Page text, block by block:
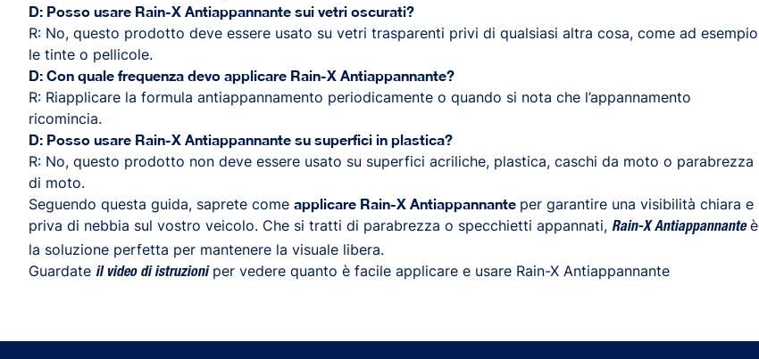
D: Posso usare Rain-X Antiappannante sui vetri oscurati?
R: No, questo prodotto deve essere usato su vetri trasparenti privi di qualsiasi altra cosa, come ad esempio
le tinte o pellicole.
D: Con quale frequenza devo applicare Rain-X Antiappannante?
R: Riapplicare la formula antiappannamento periodicamente o quando si nota che l’appannamento
ricomincia.
D: Posso usare Rain-X Antiappannante su superfici in plastica?
R: No, questo prodotto non deve essere usato su superfici acriliche, plastica, caschi da moto o parabrezza
di moto.
Seguendo questa guida, saprete come applicare Rain-X Antiappannante per garantire una visibilità chiara e
priva di nebbia sul vostro veicolo. Che si tratti di parabrezza o specchietti appannati, Rain-X Antiappannanteè
la soluzione perfetta per mantenere la visuale libera.
Guardate il video di istruzioniper vedere quanto è facile applicare e usare Rain-X Antiappannante